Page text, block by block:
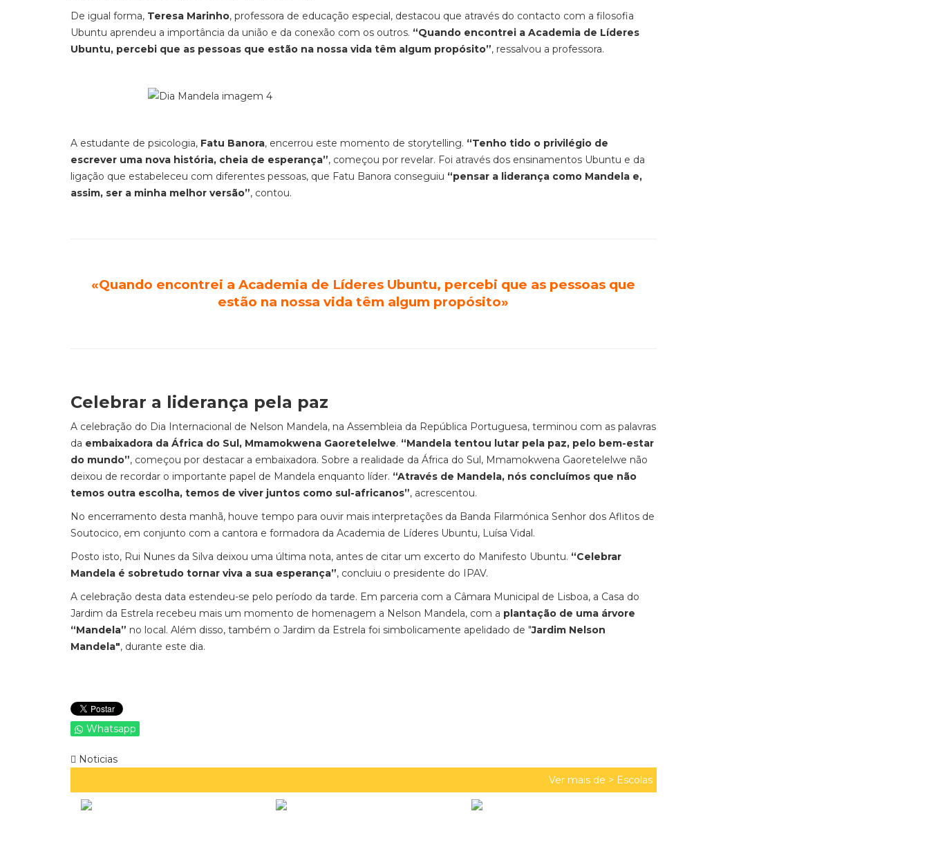
De igual forma, Teresa Marinho, professora de educação especial, destacou que através do contacto com a filosofia
Ubuntu aprendeu a importância da união e da conexão com os outros. “Quando encontrei a Academia de Líderes
Ubuntu, percebi que as pessoas que estão na nossa vida têm algum propósito”, ressalvou a professora.
A estudante de psicologia, Fatu Banora, encerrou este momento de storytelling. “Tenho tido o privilégio de
escrever uma nova história, cheia de esperança”, começou por revelar. Foi através dos ensinamentos Ubuntu e da
ligação que estabeleceu com diferentes pessoas, que Fatu Banora conseguiu “pensar a liderança como Mandela e,
assim, ser a minha melhor versão”, contou.
«Quando encontrei a Academia de Líderes Ubuntu, percebi que as pessoas que
estão na nossa vida têm algum propósito»
Celebrar a liderança pela paz
A celebração do Dia Internacional de Nelson Mandela, na Assembleia da República Portuguesa, terminou com as palavras
da embaixadora da África do Sul, Mmamokwena Gaoretelelwe. “Mandela tentou lutar pela paz, pelo bem-estar
do mundo”, começou por destacar a embaixadora. Sobre a realidade da África do Sul, Mmamokwena Gaoretelelwe não
deixou de recordar o importante papel de Mandela enquanto líder. “Através de Mandela, nós concluímos que não
temos outra escolha, temos de viver juntos como sul-africanos”, acrescentou.
No encerramento desta manhã, houve tempo para ouvir mais interpretações da Banda Filarmónica Senhor dos Aflitos de
Soutocico, em conjunto com a cantora e formadora da Academia de Líderes Ubuntu, Luísa Vidal.
Posto isto, Rui Nunes da Silva deixou uma última nota, antes de citar um excerto do Manifesto Ubuntu. “Celebrar
Mandela é sobretudo tornar viva a sua esperança”, concluiu o presidente do IPAV.
A celebração desta data estendeu-se pelo período da tarde. Em parceria com a Câmara Municipal de Lisboa, a Casa do
Jardim da Estrela recebeu mais um momento de homenagem a Nelson Mandela, com a plantação de uma árvore
“Mandela” no local. Além disso, também o Jardim da Estrela foi simbolicamente apelidado de "Jardim Nelson
Mandela", durante este dia.
Whatsapp
Noticias
Ver mais de > Escolas